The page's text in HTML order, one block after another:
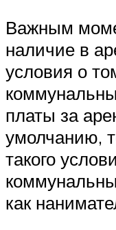
Важным
наличие в
условия о
платы за
умолчанию,
такого
как